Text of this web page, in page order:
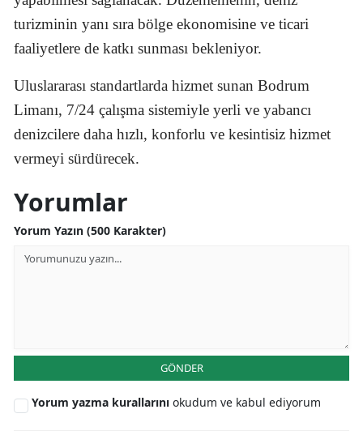
turizminin yanı sıra bölge ekonomisine ve ticari
faaliyetlere de katkı sunması bekleniyor.
Uluslararası standartlarda hizmet sunan Bodrum
Limanı, 7/24 çalışma sistemiyle yerli ve yabancı
denizcilere daha hızlı, konforlu ve kesintisiz hizmet
vermeyi sürdürecek.
Yorumlar
Yorum Yazın (500 Karakter)
GÖNDER
Yorum yazma kurallarını okudum ve kabul ediyorum